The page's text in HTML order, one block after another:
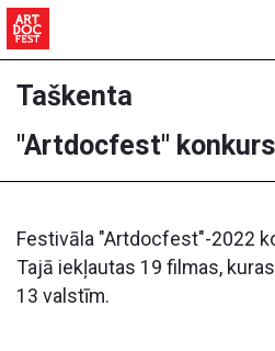
Taškenta
"Artdocfest"
Festivāla "Artdocfest"-2022
Tajā iekļautas 19 filmas,
13 valstīm.